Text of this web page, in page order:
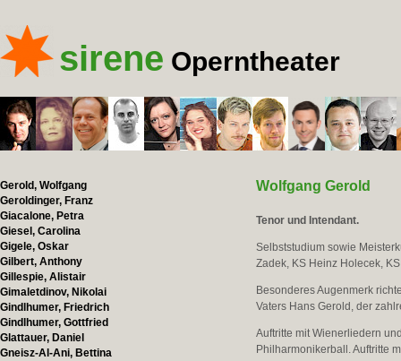
sirene Operntheater
Gerold, Wolfgang
Geroldinger, Franz
Giacalone, Petra
Giesel, Carolina
Gigele, Oskar
Gilbert, Anthony
Gillespie, Alistair
Gimaletdinov, Nikolai
Gindlhumer, Friedrich
Gindlhumer, Gottfried
Glattauer, Daniel
Gneisz-Al-Ani, Bettina
Wolfgang Gerold
Tenor und Intendant.
Selbststudium sowie
Zadek, KS Heinz Holecek,
Besonderes Augenmerk
Vaters Hans Gerold, der
Auftritte mit Wienerliedern
Philharmonikerball. Auftritte